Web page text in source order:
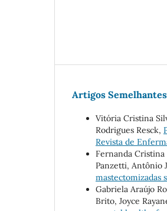
Artigos Semelhantes
Vitória Cristina
Rodrigues Resck,
Revista de
Fernanda Cristina
Panzetti, Antônio
mastectomizadas
Gabriela Araújo
Brito, Joyce